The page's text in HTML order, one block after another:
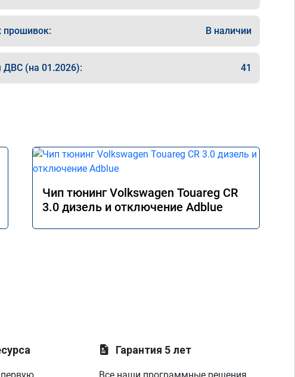
прошивок: В наличии
ДВС (на 01.2026): 41
Чип тюнинг Volkswagen Touareg CR
3.0 дизель и отключение Adblue
Гарантия 5 лет